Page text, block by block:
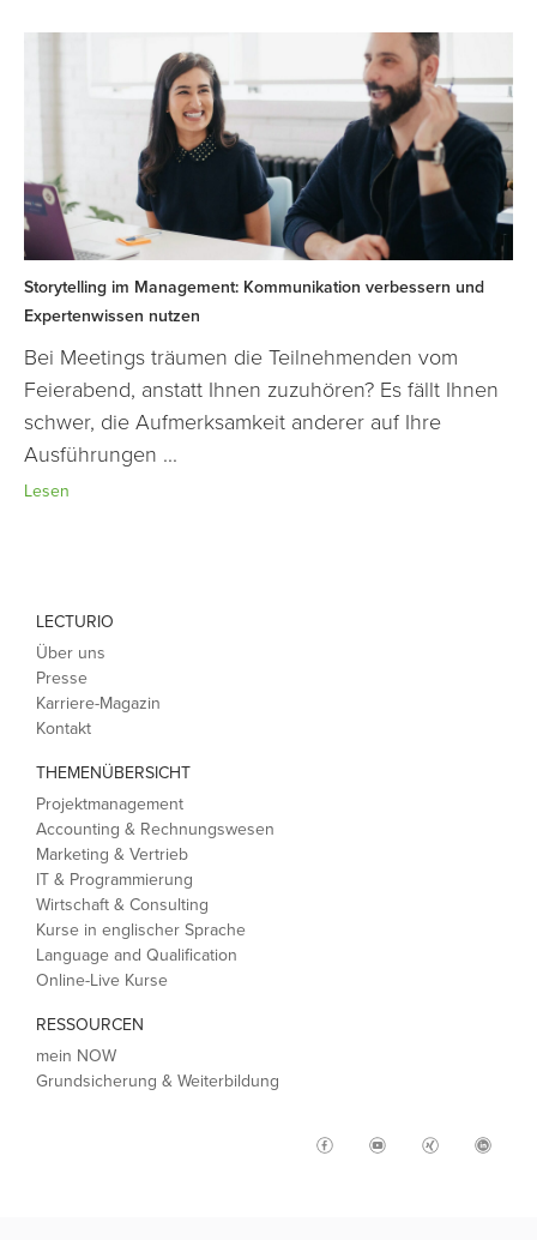
Storytelling im Management: Kommunikation verbessern und
Expertenwissen nutzen
Bei Meetings träumen die Teilnehmenden vom
Feierabend, anstatt Ihnen zuzuhören? Es fällt Ihnen
schwer, die Aufmerksamkeit anderer auf Ihre
Ausführungen ...
Lesen
LECTURIO
Über uns
Presse
Karriere-Magazin
Kontakt
THEMENÜBERSICHT
Projektmanagement
Accounting & Rechnungswesen
Marketing & Vertrieb
IT & Programmierung
Wirtschaft & Consulting
Kurse in englischer Sprache
Language and Qualification
Online-Live Kurse
RESSOURCEN
mein NOW
Grundsicherung & Weiterbildung